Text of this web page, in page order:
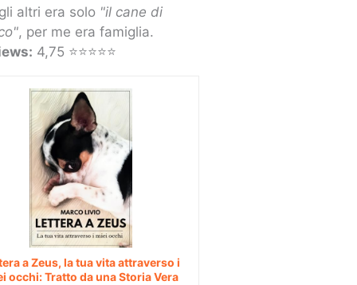
altri era solo "il cane di
, per me era famiglia.
4,75 ⭐⭐⭐⭐⭐
a Zeus, la tua vita attraverso i
occhi: Tratto da una Storia Vera